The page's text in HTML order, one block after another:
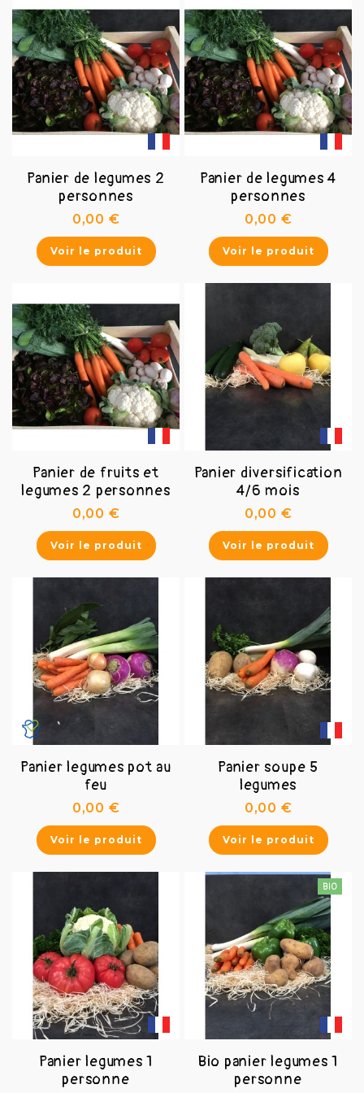

Panier de legumes 2
personnes
0,00 €Prix
Voir le produit
Panier de legumes 4
personnes
0,00 €Prix
Voir le produit
Panier de fruits et
legumes 2 personnes
0,00 €Prix
Voir le produit
Panier diversification
4/6 mois
0,00 €Prix
Voir le produit
Panier legumes pot au
feu
0,00 €Prix
Voir le produit
Panier soupe 5
legumes
0,00 €Prix
Voir le produit
Panier legumes 1
personne
Bio panier legumes 1
personne